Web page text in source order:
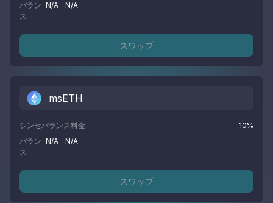
バラン
ス
N/A · N/A
スワップ
msETH
シンセバランス料金 10%
バラン
ス
N/A · N/A
スワップ